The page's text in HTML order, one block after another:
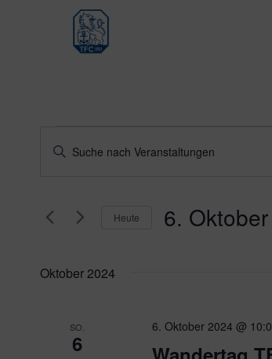
Veranstaltungen
Veranstaltungen
und
Navigation
Bitte
Suche
Schlüsselwort.
Heute 6.
Oktober 2024
SO.
6
6. Oktober 2024 @